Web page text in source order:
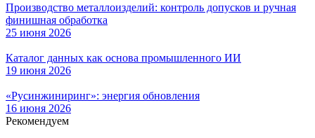
Производство металлоизделий: контроль допусков и ручная
финишная обработка
25 июня 2026
Каталог данных как основа промышленного ИИ
19 июня 2026
«Русинжиниринг»: энергия обновления
16 июня 2026
Рекомендуем